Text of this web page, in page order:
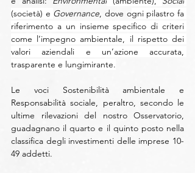
(società) e Governance, dove ogni pilastro fa
riferimento a un insieme specifico di criteri
come l’impegno ambientale, il rispetto dei
valori aziendali e un’azione accurata,
trasparente e lungimirante.
Le voci Sostenibilità ambientale e
Responsabilità sociale, peraltro, secondo le
ultime rilevazioni del nostro Osservatorio,
guadagnano il quarto e il quinto posto nella
classifica degli investimenti delle imprese 10-
49 addetti.